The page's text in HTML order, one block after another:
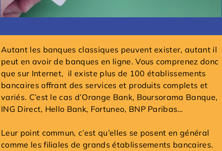
Autant les banques classiques peuvent exister, autant il
peut en avoir de banques en ligne. Vous comprenez donc
que sur Internet, il existe plus de 100 établissements
bancaires offrant des services et produits complets et
variés. C’est le cas d’Orange Bank, Boursorama Banque,
ING Direct, Hello Bank, Fortuneo, BNP Paribas…
Leur point commun, c’est qu’elles se posent en général
comme les filiales de grands établissements bancaires.